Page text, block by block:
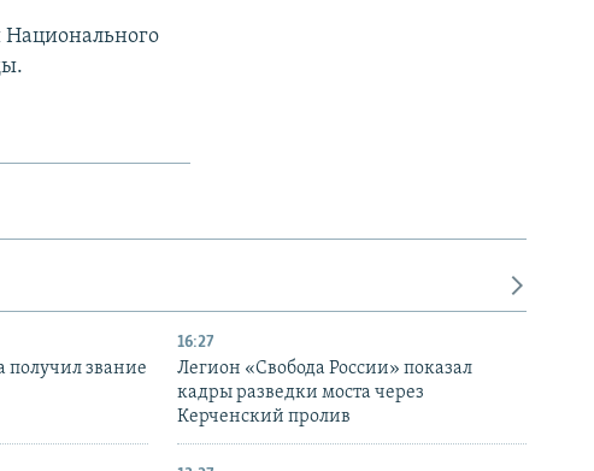
Национального
звание
16:27
Легион «Свобода России» показал
кадры разведки моста через
Керченский пролив